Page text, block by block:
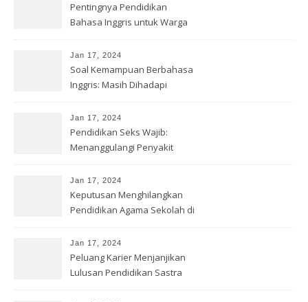
Pentingnya Pendidikan
Bahasa Inggris untuk Warga
Jan 17, 2024
Soal Kemampuan Berbahasa
Inggris: Masih Dihadapi
Jan 17, 2024
Pendidikan Seks Wajib:
Menanggulangi Penyakit
Jan 17, 2024
Keputusan Menghilangkan
Pendidikan Agama Sekolah di
Jan 17, 2024
Peluang Karier Menjanjikan
Lulusan Pendidikan Sastra